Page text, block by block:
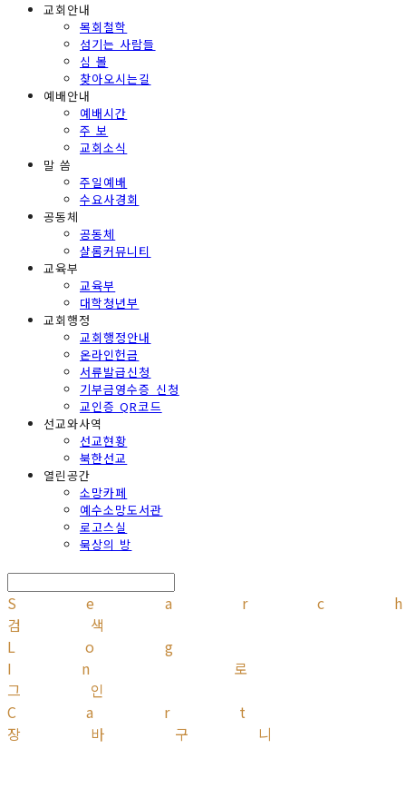
교회안내
목회철학
섬기는 사람들
심 볼
찾아오시는길
예배안내
예배시간
주 보
교회소식
말 씀
주일예배
수요사경회
공동체
공동체
샬롬커뮤니티
교육부
교육부
대학청년부
교회행정
교회행정안내
온라인헌금
서류발급신청
기부금영수증 신청
교인증 QR코드
선교와사역
선교현황
북한선교
열린공간
소망카페
예수소망도서관
로고스실
묵상의 방
검색
Log
In
로
그인
Cart
장바구니